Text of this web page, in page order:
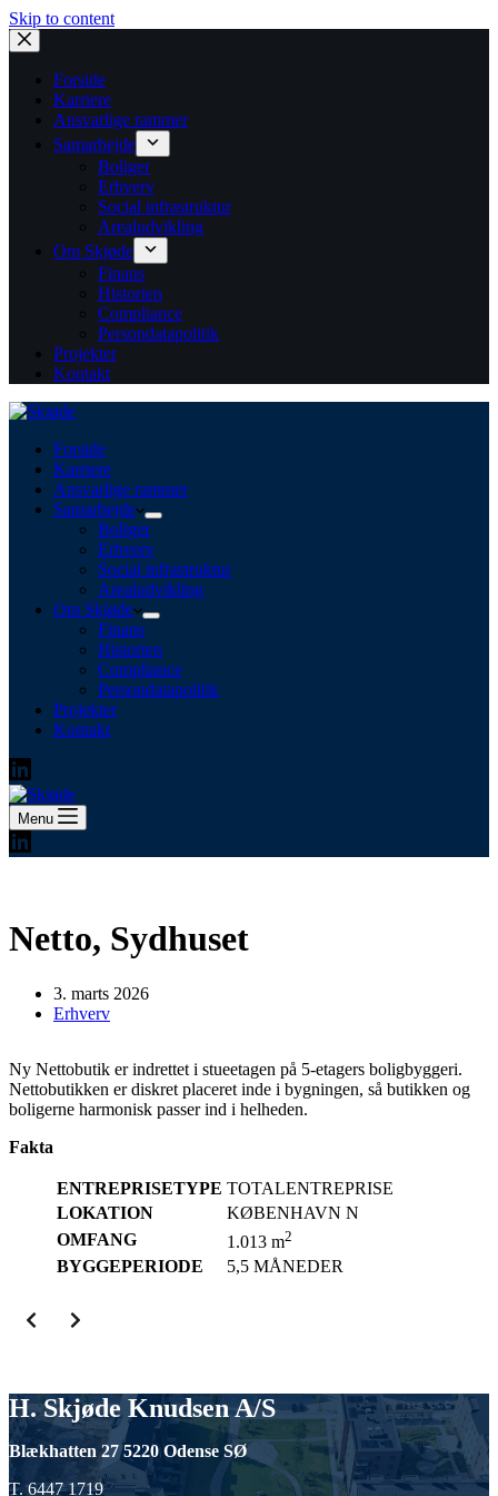
Skip to content
Forside
Karriere
Ansvarlige rammer
Samarbejde
Boliger
Erhverv
Social infrastruktur
Arealudvikling
Om Skjøde
Finans
Historien
Compliance
Persondatapolitik
Projekter
Kontakt
Forside
Karriere
Ansvarlige rammer
Samarbejde
Boliger
Erhverv
Social infrastruktur
Arealudvikling
Om Skjøde
Finans
Historien
Compliance
Persondatapolitik
Projekter
Kontakt
Menu
Netto, Sydhuset
3. marts 2026
Erhverv
Ny Nettobutik er indrettet i stueetagen på 5-etagers boligbyggeri.
Nettobutikken er diskret placeret inde i bygningen, så butikken og
boligerne harmonisk passer ind i helheden.
Fakta
ENTREPRISETYPE TOTALENTREPRISE
LOKATION
KØBENHAVN N
OMFANG
1.013 m2
BYGGEPERIODE 5,5 MÅNEDER
H. Skjøde Knudsen A/S
Blækhatten 27 5220 Odense SØ
T. 6447 1719